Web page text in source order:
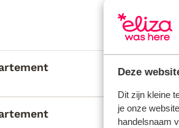
Deze
Dit zijn kleine
je onze
handelsnaam
en kasteel aan me voorbij
stenen muur en prachtige
Stefano. Hij is samen met Lucia de
is niet zomaar een
eerdere generaties. Alles in
van Stefano. Mijn kamer is in de
meubels passen helemaal bij de
hoe de rest eruit ziet. Waar
tegenkom, is traditioneel en